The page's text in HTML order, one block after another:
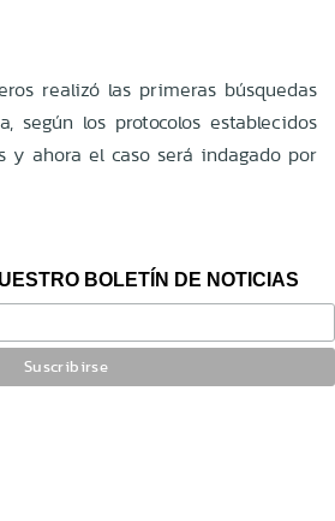
realizó las primeras búsquedas
según los protocolos establecidos
y ahora el caso será indagado por
BOLETÍN DE NOTICIAS